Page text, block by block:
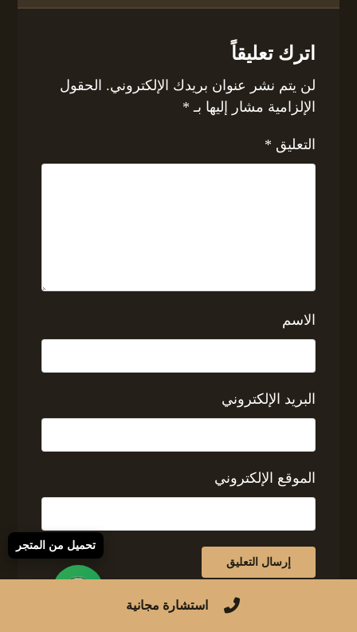
اترك تعليقاً
لن يتم نشر عنوان بريدك الإلكتروني. الحقول
الإلزامية مشار إليها بـ *
التعليق *
الاسم
البريد الإلكتروني
الموقع الإلكتروني
استشارة مجانية
تحميل من المتجر